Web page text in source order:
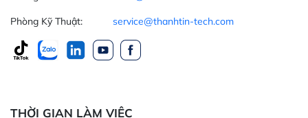
Phòng Kỹ Thuật: service@thanhtin-tech.com
THỜI GIAN LÀM VIỆC